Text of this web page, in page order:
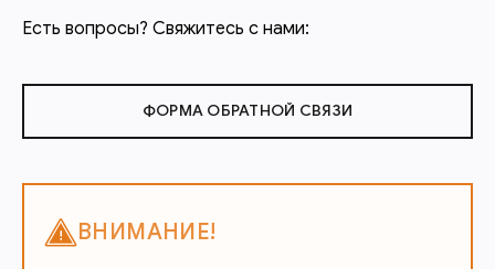
Есть вопросы? Свяжитесь с нами:
ФОРМА ОБРАТНОЙ СВЯЗИ
ВНИМАНИЕ!